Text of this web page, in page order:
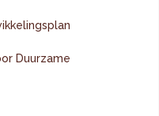
Duurzame